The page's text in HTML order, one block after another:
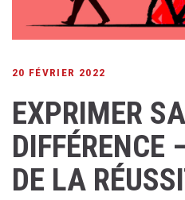
20 FÉVRIER 2022
EXPRIMER SA
DIFFÉRENCE
DE LA